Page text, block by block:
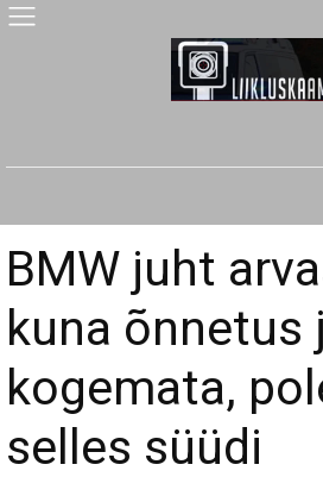
BMW juht
kuna õnnetus
kogemata,
selles süüdi